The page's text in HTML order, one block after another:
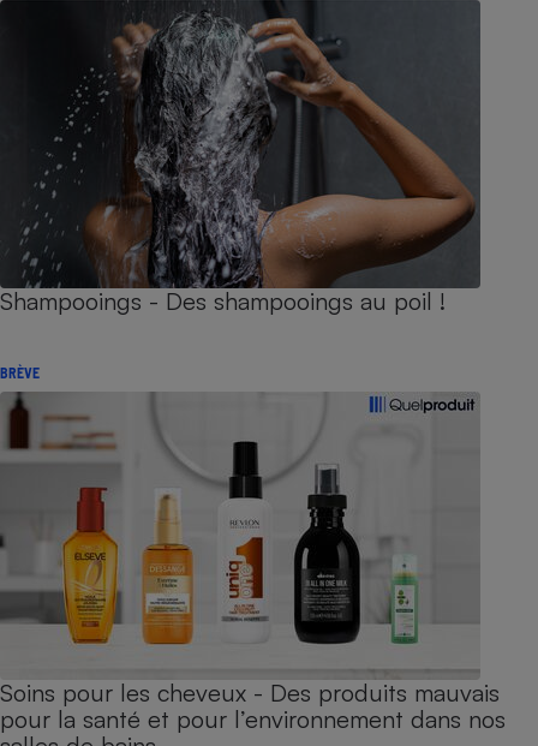
Shampooings - Des shampooings au poil !
BRÈVE
Soins pour les cheveux - Des produits mauvais
pour la santé et pour l’environnement dans nos